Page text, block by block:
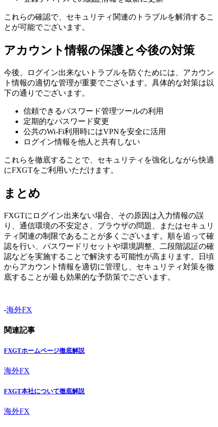
これらの確認で、セキュリティ関連のトラブルを解消するこ
とが可能でございます。
アカウント情報の保護と今後の対策
今後、ログイン出来ないトラブルを防ぐためには、アカウン
ト情報の適切な管理が重要でございます。具体的な対策は以
下の通りでございます。
信頼できるパスワード管理ツールの利用
定期的なパスワード変更
公共のWi-Fi利用時にはVPNを安全に活用
ログイン情報を他人と共有しない
これらを徹底することで、セキュリティを強化しながら快適
にFXGTをご利用いただけます。
まとめ
FXGTにログイン出来ない場合、その原因は入力情報の誤
り、通信環境の不安定さ、ブラウザの問題、またはセキュリ
ティ関連の制限であることが多くございます。順を追って確
認を行い、パスワードリセットや環境調整、二段階認証の確
認などを実施することで解決する可能性が高まります。日頃
からアカウント情報を適切に管理し、セキュリティ対策を徹
底することが最も効果的な予防策でございます。
-海外FX
関連記事
FXGTホームページ徹底解説
海外FX
FXGT本社について徹底解説
海外FX